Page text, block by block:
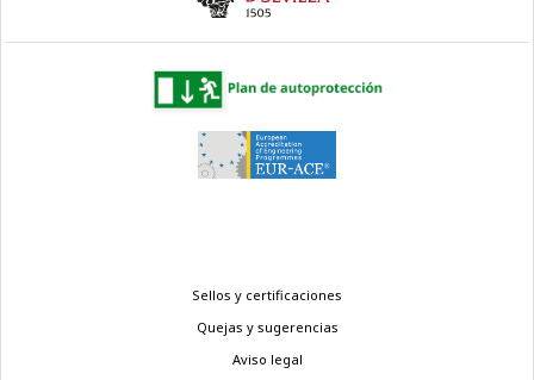
Sellos y certificaciones
Quejas y sugerencias
Aviso legal